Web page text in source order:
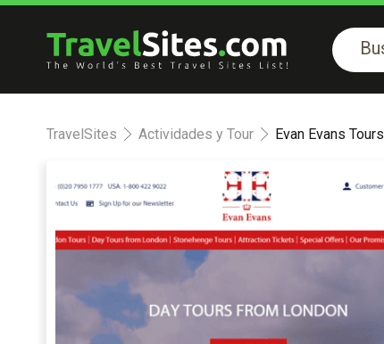
TravelSites Actividades y Tour Evan Evans Tours